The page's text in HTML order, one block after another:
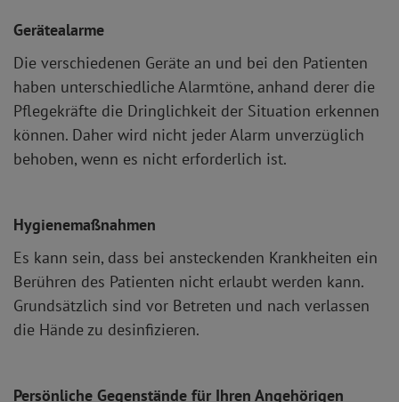
Gerätealarme
Die verschiedenen Geräte an und bei den Patienten
haben unterschiedliche Alarmtöne, anhand derer die
Pflegekräfte die Dringlichkeit der Situation erkennen
können. Daher wird nicht jeder Alarm unverzüglich
behoben, wenn es nicht erforderlich ist.
Hygienemaßnahmen
Es kann sein, dass bei ansteckenden Krankheiten ein
Berühren des Patienten nicht erlaubt werden kann.
Grundsätzlich sind vor Betreten und nach verlassen
die Hände zu desinfizieren.
Persönliche Gegenstände für Ihren Angehörigen